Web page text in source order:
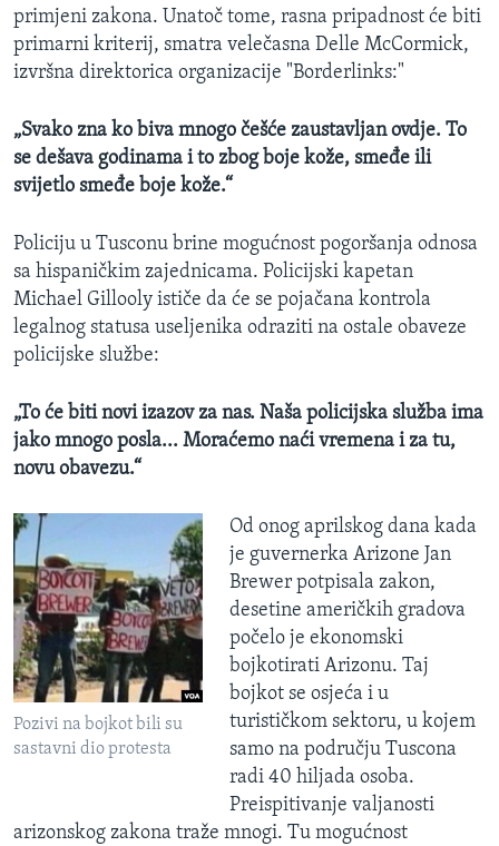
primjeni zakona. Unatoč tome, rasna pripadnost će biti
primarni kriterij, smatra velečasna Delle McCormick,
izvršna direktorica organizacije "Borderlinks:"
„Svako zna ko biva mnogo češće zaustavljan ovdje. To
se dešava godinama i to zbog boje kože, smeđe ili
svijetlo smeđe boje kože.“
Policiju u Tusconu brine mogućnost pogoršanja odnosa
sa hispaničkim zajednicama. Policijski kapetan
Michael Gillooly ističe da će se pojačana kontrola
legalnog statusa useljenika odraziti na ostale obaveze
policijske službe:
„To će biti novi izazov za nas. Naša policijska služba ima
jako mnogo posla... Moraćemo naći vremena i za tu,
novu obavezu.“
Pozivi na bojkot bili su
sastavni dio protesta
Od onog aprilskog dana kada
je guvernerka Arizone Jan
Brewer potpisala zakon,
desetine američkih gradova
počelo je ekonomski
bojkotirati Arizonu. Taj
bojkot se osjeća i u
turističkom sektoru, u kojem
samo na području Tuscona
radi 40 hiljada osoba.
Preispitivanje valjanosti
arizonskog zakona traže mnogi. Tu mogućnost